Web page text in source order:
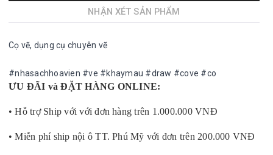
NHẬN XÉT SẢN PHẨM
Cọ vẽ, dụng cụ chuyên vẽ
#nhasachhoavien #ve #khaymau #draw #cove #co
ƯU ĐÃI và ĐẶT HÀNG ONLINE:
• Hỗ trợ Ship với với đơn hàng trên 1.000.000 VNĐ
• Miễn phí ship nội ô TT. Phú Mỹ với đơn trên 200.000 VNĐ